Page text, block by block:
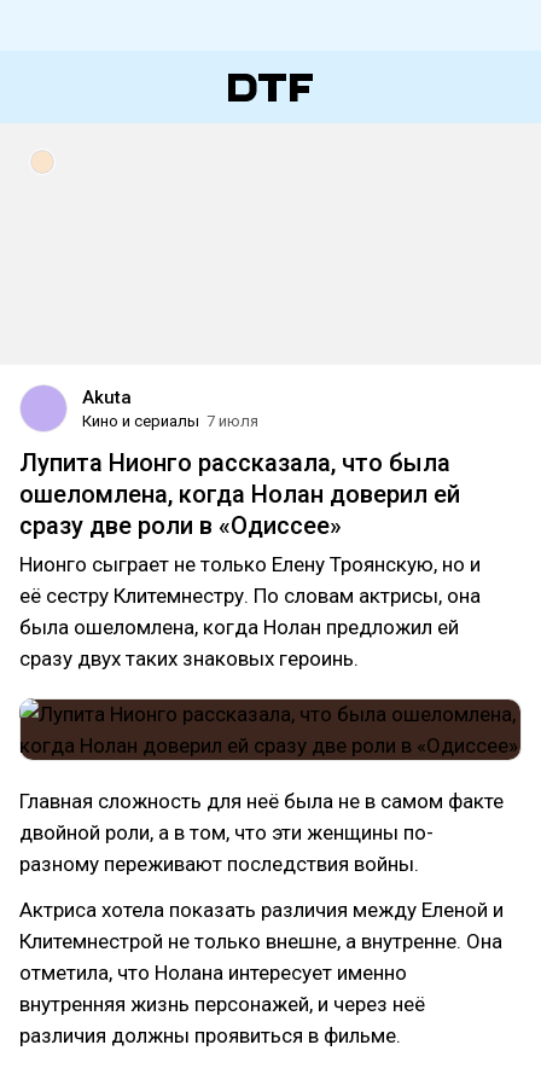
Akuta
Кино и сериалы 7 июля
Лупита Нионго рассказала, что была
ошеломлена, когда Нолан доверил ей
сразу две роли в «Одиссее»
Нионго сыграет не только Елену Троянскую, но и
её сестру Клитемнестру. По словам актрисы, она
была ошеломлена, когда Нолан предложил ей
сразу двух таких знаковых героинь.
Главная сложность для неё была не в самом факте
двойной роли, а в том, что эти женщины по-
разному переживают последствия войны.
Актриса хотела показать различия между Еленой и
Клитемнестрой не только внешне, а внутренне. Она
отметила, что Нолана интересует именно
внутренняя жизнь персонажей, и через неё
различия должны проявиться в фильме.